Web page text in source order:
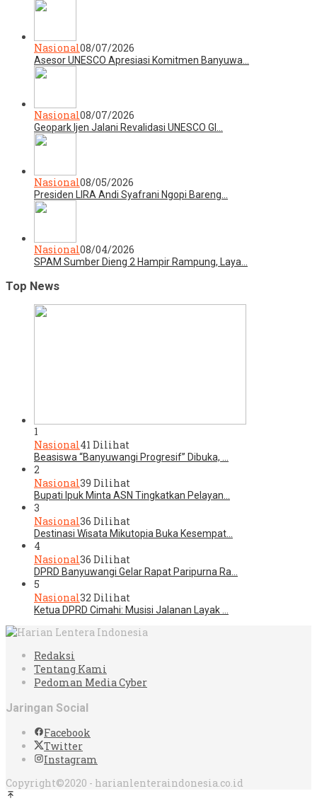
Nasional08/07/2026
Asesor UNESCO Apresiasi Komitmen Banyuwa…
Nasional08/07/2026
Geopark Ijen Jalani Revalidasi UNESCO Gl…
Nasional08/05/2026
Presiden LIRA Andi Syafrani Ngopi Bareng…
Nasional08/04/2026
SPAM Sumber Dieng 2 Hampir Rampung, Laya…
Top News
1
Nasional41 Dilihat
Beasiswa “Banyuwangi Progresif” Dibuka, …
2
Nasional39 Dilihat
Bupati Ipuk Minta ASN Tingkatkan Pelayan…
3
Nasional36 Dilihat
Destinasi Wisata Mikutopia Buka Kesempat…
4
Nasional36 Dilihat
DPRD Banyuwangi Gelar Rapat Paripurna Ra…
5
Nasional32 Dilihat
Ketua DPRD Cimahi: Musisi Jalanan Layak …
Redaksi
Tentang Kami
Pedoman Media Cyber
Jaringan Social
Facebook
Twitter
Instagram
Copyright©2020 - harianlenteraindonesia.co.id